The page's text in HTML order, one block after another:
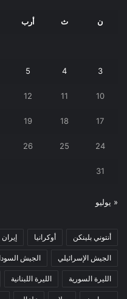
ن ث أرب
3
4
5
10
11
12
17
18
19
24
25
26
31
« يوليو
أنتوني بلينكن أوكرانيا إيران
الجيش الإسرائيلي الجيش
الليرة السورية الليرة اللبنانية